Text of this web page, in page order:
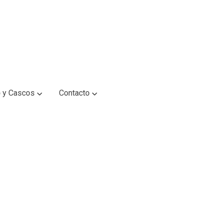
Cascos Contacto